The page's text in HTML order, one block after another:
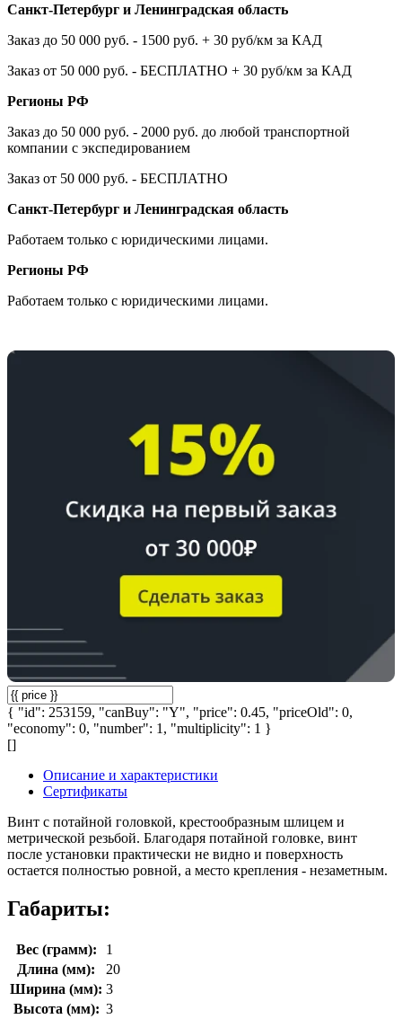
Санкт-Петербург и Ленинградская область
Заказ до 50 000 руб. - 1500 руб. + 30 руб/км за КАД
Заказ от 50 000 руб. - БЕСПЛАТНО + 30 руб/км за КАД
Регионы РФ
Заказ до 50 000 руб. - 2000 руб. до любой транспортной
компании с экспедированием
Заказ от 50 000 руб. - БЕСПЛАТНО
Санкт-Петербург и Ленинградская область
Работаем только с юридическими лицами.
Регионы РФ
Работаем только с юридическими лицами.
{ "id": 253159, "canBuy": "Y", "price": 0.45, "priceOld": 0,
"economy": 0, "number": 1, "multiplicity": 1 }
[]
Описание и характеристики
Сертификаты
Винт с потайной головкой, крестообразным шлицем и
метрической резьбой. Благодаря потайной головке, винт
после установки практически не видно и поверхность
остается полностью ровной, а место крепления - незаметным.
Габариты:
Вес (грамм):
1
Длина (мм):
20
Ширина (мм): 3
Высота (мм): 3